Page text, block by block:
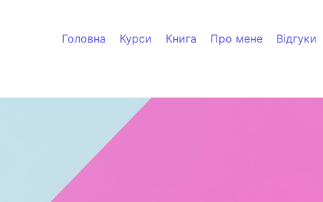
Головна Курси Книга Про мене Відгуки